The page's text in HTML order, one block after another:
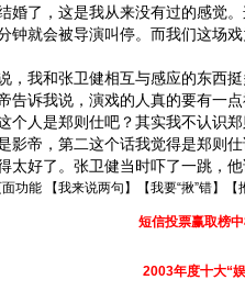
婚了，这是我从来没有过的感觉
钟就会被导演叫停。而我们这场
我和张卫健相互与感应的东西挺
告诉我说，演戏的人真的要有一
个人是郑则仕吧？其实我不认识
影帝，第二这个话我觉得是郑则
太好了。张卫健当时吓了一跳，
功能 【我来说两句 】【我要“揪”错】【
短信投票赢取榜
2003年度十大“